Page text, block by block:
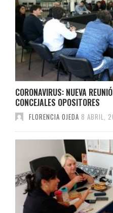
CORONAVIRUS: NUEVA
CONCEJALES OPOSITORES
FLORENCIA OJEDA 8 ABRIL,